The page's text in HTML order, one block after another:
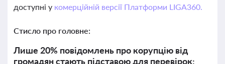
доступні у комерційній версії Платформи LIGA360.
Стисло про головне:
Лише 20% повідомлень про корупцію від
громадян стають підставою для перевірок: